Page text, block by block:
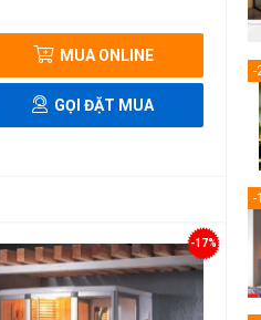
MUA ONLINE
GỌI ĐẶT MUA
-17%
-
-